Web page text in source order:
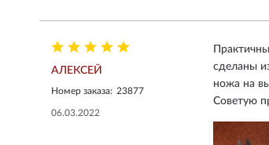
АЛЕКСЕЙ
Номер заказа: 23877
06.03.2022
сделаны
ножа на
Советую